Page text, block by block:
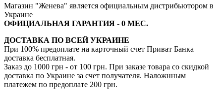
Магазин "Женева" является официальным дистрибьютором в
Украине
ОФИЦИАЛЬНАЯ ГАРАНТИЯ - 0 МЕС.
ДОСТАВКА ПО ВСЕЙ УКРАИНЕ
При 100% предоплате на карточный счет Приват Банка
доставка бесплатная.
Заказ до 1000 грн - от 100 грн. При заказе товара со скидкой
доставка по Украине за счет получателя. Наложнным
платежем по предоплате 200 грн.